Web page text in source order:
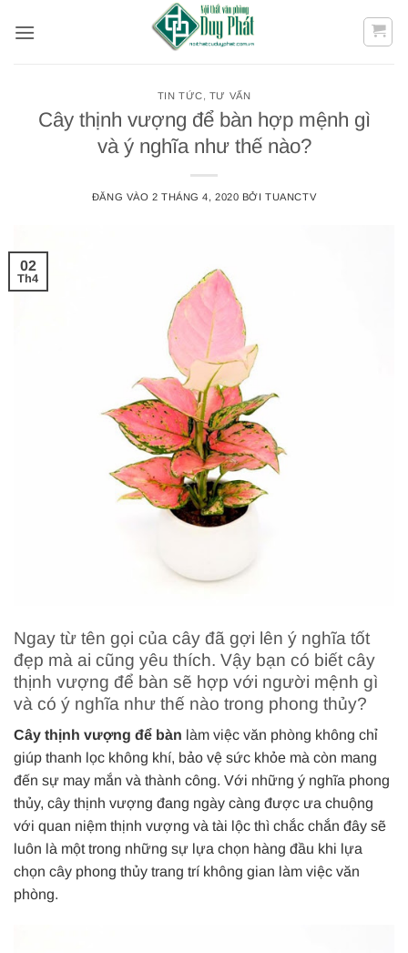
qua
TIN TỨC, TƯ VẤN
Cây thịnh vượng để bàn hợp mệnh gì
và ý nghĩa như thế nào?
ĐĂNG VÀO 2 THÁNG 4, 2020 BỞITUANCTV
02
Th4
Ngay từ tên gọi của cây đã gợi lên ý nghĩa tốt
đẹp mà ai cũng yêu thích. Vậy bạn có biết cây
thịnh vượng để bàn sẽ hợp với người mệnh gì
và có ý nghĩa như thế nào trong phong thủy?
Cây thịnh vượng để bàn làm việc văn phòng không chỉ
giúp thanh lọc không khí, bảo vệ sức khỏe mà còn mang
đến sự may mắn và thành công. Với những ý nghĩa phong
thủy, cây thịnh vượng đang ngày càng được ưa chuộng
với quan niệm thịnh vượng và tài lộc thì chắc chắn đây sẽ
luôn là một trong những sự lựa chọn hàng đầu khi lựa
chọn cây phong thủy trang trí không gian làm việc văn
phòng.